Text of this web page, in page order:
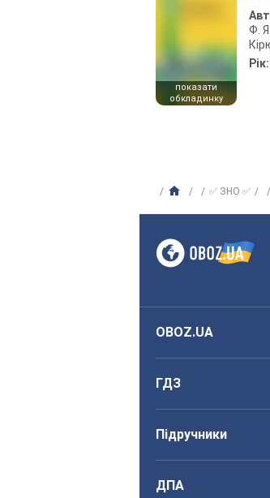
показати
обкладинку
Ф.
Рік:
✅ ЗНО ✅
OBOZ.UA
ГДЗ
Підручники
ДПА